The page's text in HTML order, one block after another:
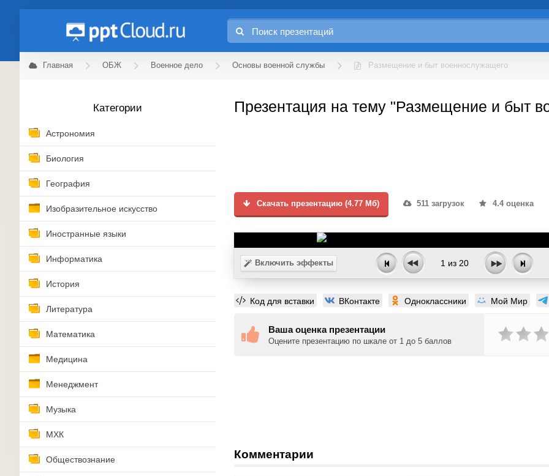
Главная ОБЖ Военное дело Основы военной службы Размещение и быт военнослужащего
Категории
Астрономия
Биология
География
Изобразительное искусство
Иностранные языки
Информатика
История
Литература
Математика
Медицина
Менеджмент
Музыка
МХК
Обществознание
Презентация на тему "Размещение и быт
Скачать презентацию (4.77 Мб) 511 загрузок 4.4 оценка
Включить эффекты 1 из 20
Код для вставки ВКонтакте Одноклассники Мой Мир
Ваша оценка презентации
Оцените презентацию по шкале от 1 до 5 баллов
Комментарии